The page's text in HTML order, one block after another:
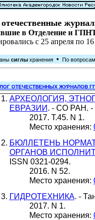
в Отделение и
с 25 апреля по
сиглы хранения • По
ОТЕЧЕСТВЕННЫХ ЖУРНАЛОВ
АРХЕОЛОГИЯ,
ЕВРАЗИИ. - СО РАН. -
2017. Т.45. N 1.
Место хранения:
БЮЛЛЕТЕНЬ
ОРГАНОВ
ISSN 0321-0294.
2016. N 52.
Место хранения:
ГИДРОТЕХНИКА. -
2017. N 1.
Место хранения: